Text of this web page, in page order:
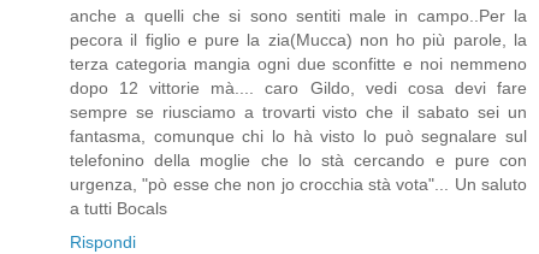
anche a quelli che si sono sentiti male in campo..Per la
pecora il figlio e pure la zia(Mucca) non ho più parole, la
terza categoria mangia ogni due sconfitte e noi nemmeno
dopo 12 vittorie mà.... caro Gildo, vedi cosa devi fare
sempre se riusciamo a trovarti visto che il sabato sei un
fantasma, comunque chi lo hà visto lo può segnalare sul
telefonino della moglie che lo stà cercando e pure con
urgenza, "pò esse che non jo crocchia stà vota"... Un saluto
a tutti Bocals
Rispondi